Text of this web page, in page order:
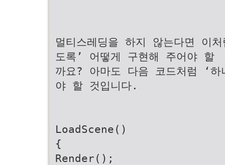
멀티스레딩을 하지 않는다면 이
도록’ 어떻게 구현해 주어야 할
까요? 아마도 다음 코드처럼 ‘하
야 할 것입니다.
LoadScene()
{
Render();